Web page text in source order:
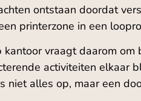
ontstaan doordat
printerzone in een
kantoor vraagt daarom
activiteiten elkaar
niet alles op, maar een